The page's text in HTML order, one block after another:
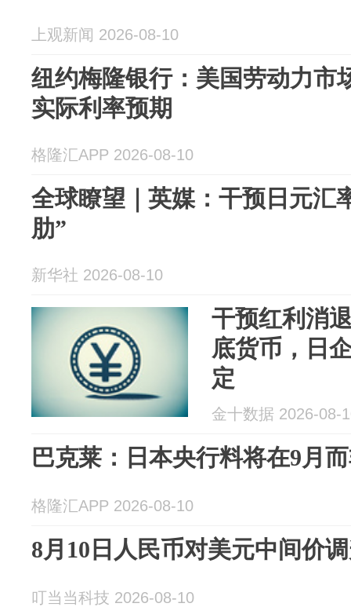
上观新闻 2026-08-10
纽约梅隆银行：美国劳动力市
实际利率预期
格隆汇APP 2026-08-10
全球瞭望｜英媒：干预日元汇
肋”
新华社 2026-08-10
干预红利消
底货币，日
定
金十数据 2026-08-
巴克莱：日本央行料将在9月
格隆汇APP 2026-08-10
8月10日人民币对美元中间价
叮当当科技 2026-08-10